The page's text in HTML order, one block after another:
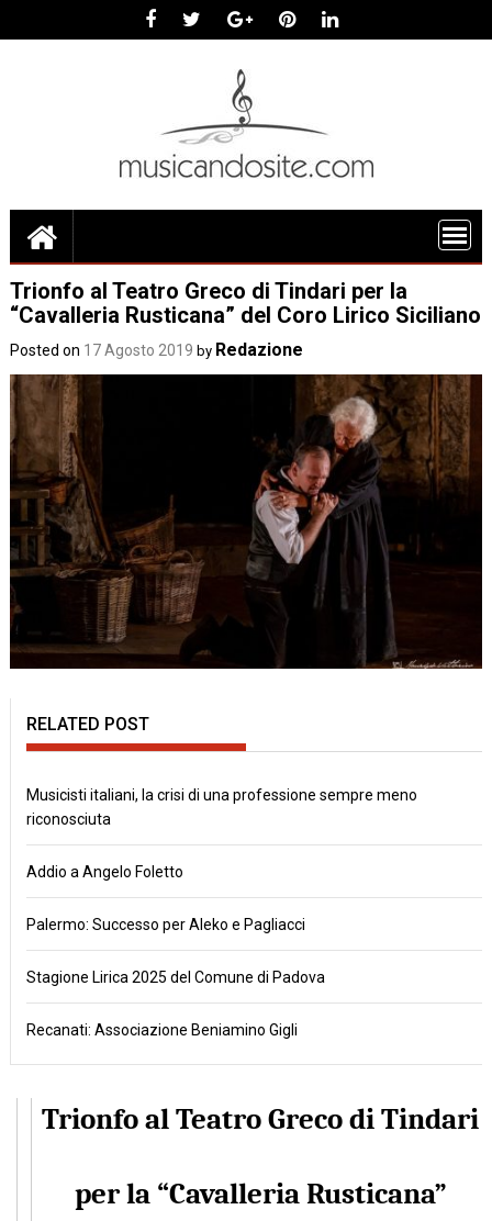
Trionfo al Teatro Greco di Tindari per la
“Cavalleria Rusticana” del Coro Lirico Siciliano
Posted on 17 Agosto 2019 by Redazione
RELATED POST
Musicisti italiani, la crisi di una professione sempre meno
riconosciuta
Addio a Angelo Foletto
Palermo: Successo per Aleko e Pagliacci
Stagione Lirica 2025 del Comune di Padova
Recanati: Associazione Beniamino Gigli
Trionfo al Teatro Greco di Tindari
per la “Cavalleria Rusticana”